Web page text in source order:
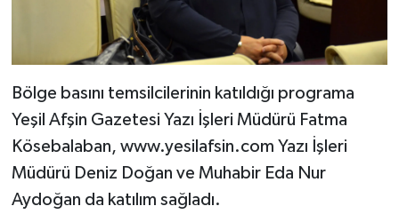
Bölge basını temsilcilerinin katıldığı programa
Yeşil Afşin Gazetesi Yazı İşleri Müdürü Fatma
Kösebalaban, www.yesilafsin.com Yazı İşleri
Müdürü Deniz Doğan ve Muhabir Eda Nur
Aydoğan da katılım sağladı.